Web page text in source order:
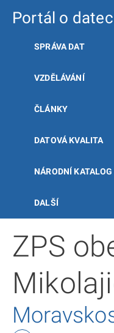
Portál o
SPRÁVA DAT
VZDĚLÁVÁNÍ
ČLÁNKY
DATOVÁ KVALITA
NÁRODNÍ
DALŠÍ
ZPS